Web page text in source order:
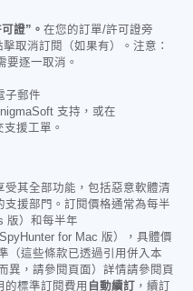
證”。 在您的訂單/許可證旁
取消訂閱（如果有）。注意：
要逐一取消。
子郵件
支持，或在
援工單。
其全部功能，包括惡意軟體清
支援部門。訂閱價格通常為每半
版）和每半年
for Mac 版），具體價
（這些條款已透過引用併入本
異，請參閱頁面）詳情請參閱頁
標準訂閱費用 自動續訂 ，續訂